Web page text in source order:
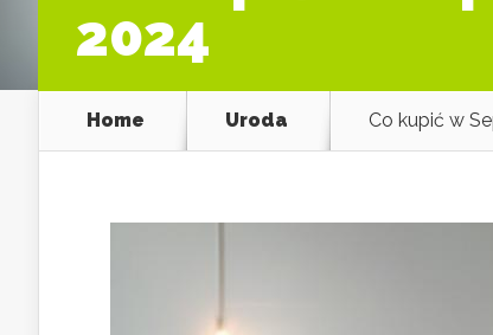
2024
Home Uroda Co kupić w